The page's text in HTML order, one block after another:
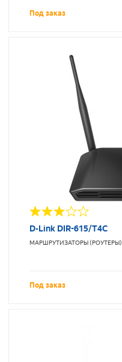
Под заказ
D-Link DIR-615/T4C
МАРШРУТИЗАТОРЫ (РОУТЕРЫ)
Под заказ